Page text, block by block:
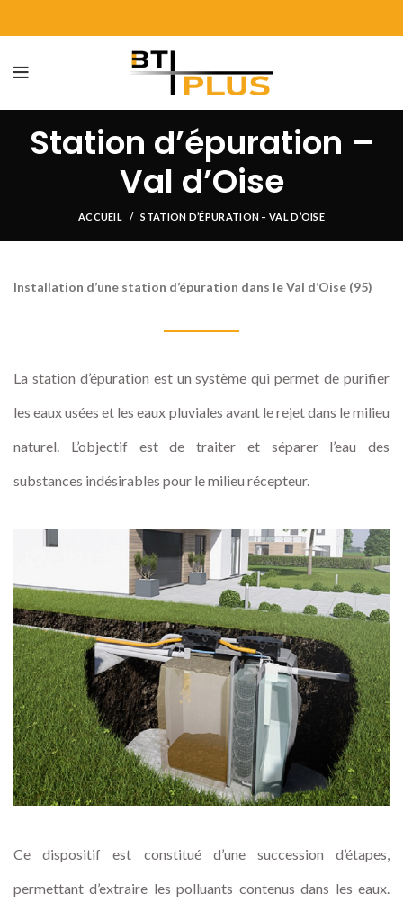
Station d’épuration –
Val d’Oise
ACCUEIL STATION D’ÉPURATION – VAL D’OISE
Installation d’une station d’épuration dans le Val d’Oise (95)
La station d’épuration est un système qui permet de purifier
les eaux usées et les eaux pluviales avant le rejet dans le milieu
naturel. L’objectif est de traiter et séparer l’eau des
substances indésirables pour le milieu récepteur.
Ce dispositif est constitué d’une succession d’étapes,
permettant d’extraire les polluants contenus dans les eaux.